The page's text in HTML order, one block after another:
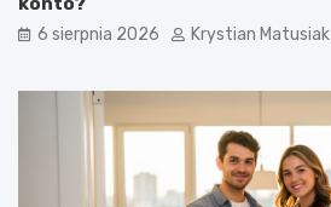
6 sierpnia 2026 Krystian Matusiak